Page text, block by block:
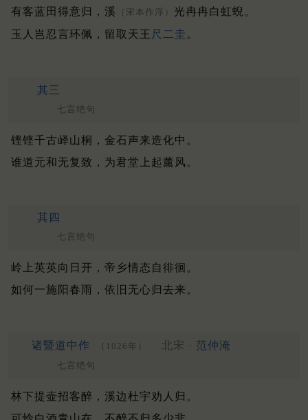
有客蓝田得意归，溪 （宋本作浮） 光冉冉白虹蜺。
玉人岂忍言环佩，留取天王 尺二圭 。
其三
七言绝句
铿铿千古峄山桐，金石声来造化中。
谁道元和无复致，为君堂上起薰风。
其四
七言绝句
岭上英英向日开，帝乡情态自徘徊。
如何一施阳春雨，依旧无心归去来。
诸暨道中作 （1026年） 北宋 · 范仲淹
七言绝句
林下提壶招客醉，溪边杜宇劝人归。